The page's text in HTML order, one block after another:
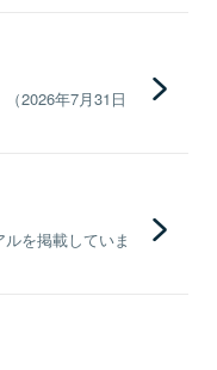
2026年7月31日
を掲載していま